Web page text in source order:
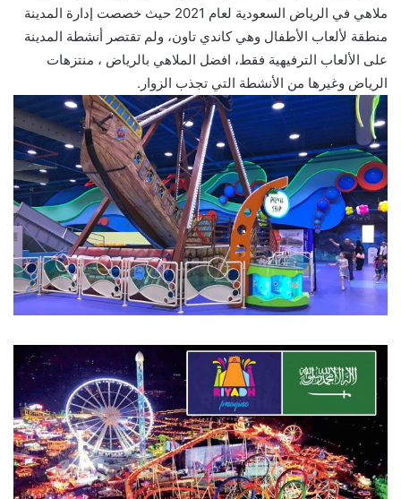
ملاهي في الرياض السعودية لعام 2021 حيث خصصت إدارة المدينة
منطقة لألعاب الأطفال وهي كاندي تاون، ولم تقتصر أنشطة المدينة
على الألعاب الترفيهية فقط، افضل الملاهي بالرياض ، منتزهات
الرياض وغيرها من الأنشطة التي تجذب الزوار.